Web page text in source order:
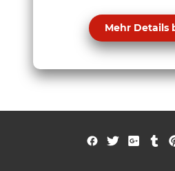
Mehr Details